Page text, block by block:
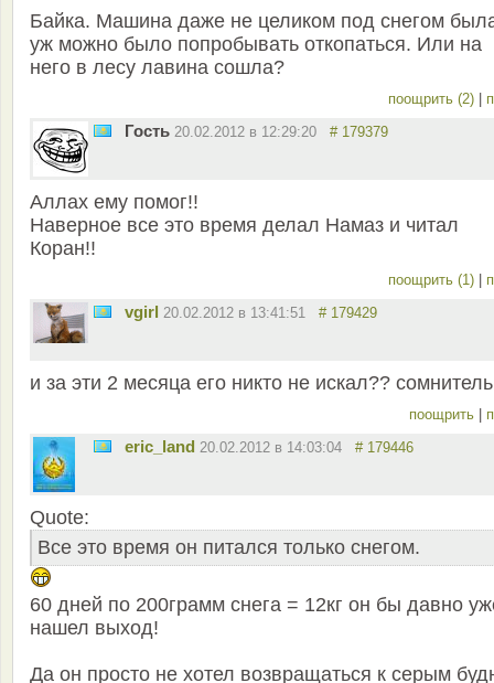
Байка. Машина даже не целиком под снегом
уж можно было попробывать откопаться. Или на
него в лесу лавина сошла?
поощрить (2)
Гость 20.02.2012 в 12:29:20 # 179379
Аллах ему помог!!
Наверное все это время делал Намаз и читал
Коран!!
поощрить (1)
vgirl 20.02.2012 в 13:41:51 # 179429
и за эти 2 месяца его никто не искал??
поощрить
eric_land 20.02.2012 в 14:03:04 # 179446
Quote:
Все это время он питался только снегом.
60 дней по 200грамм снега = 12кг он бы давно
нашел выход!
Да он просто не хотел возвращаться к серым